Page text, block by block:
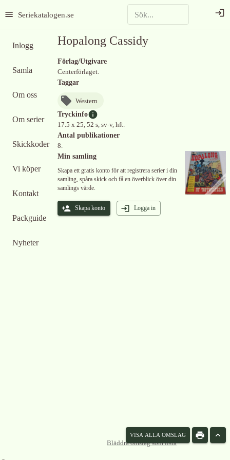
Seriekatalogen.se
Inlogg
Samla
Om oss
Om serier
Skickkoder
Vi köper
Kontakt
Packguide
Nyheter
Hopalong Cassidy
Förlag/Utgivare
Centerförlaget.
Taggar
Western
Tryckinfo
17.5 x 25, 52 s, sv-v, hft.
Antal publikationer
8.
Min samling
Skapa ett gratis konto för att registrera serier i din
samling, spåra skick och få en överblick över din
samlings värde.
Skapa konto Logga in
VISA ALLA OMSLAG
Bläddra omslag som lista